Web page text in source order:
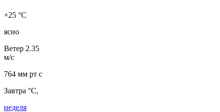
+25 °C
ясно
Ветер 2.35
м/с
764 мм рт с
Завтра °C,
неделя